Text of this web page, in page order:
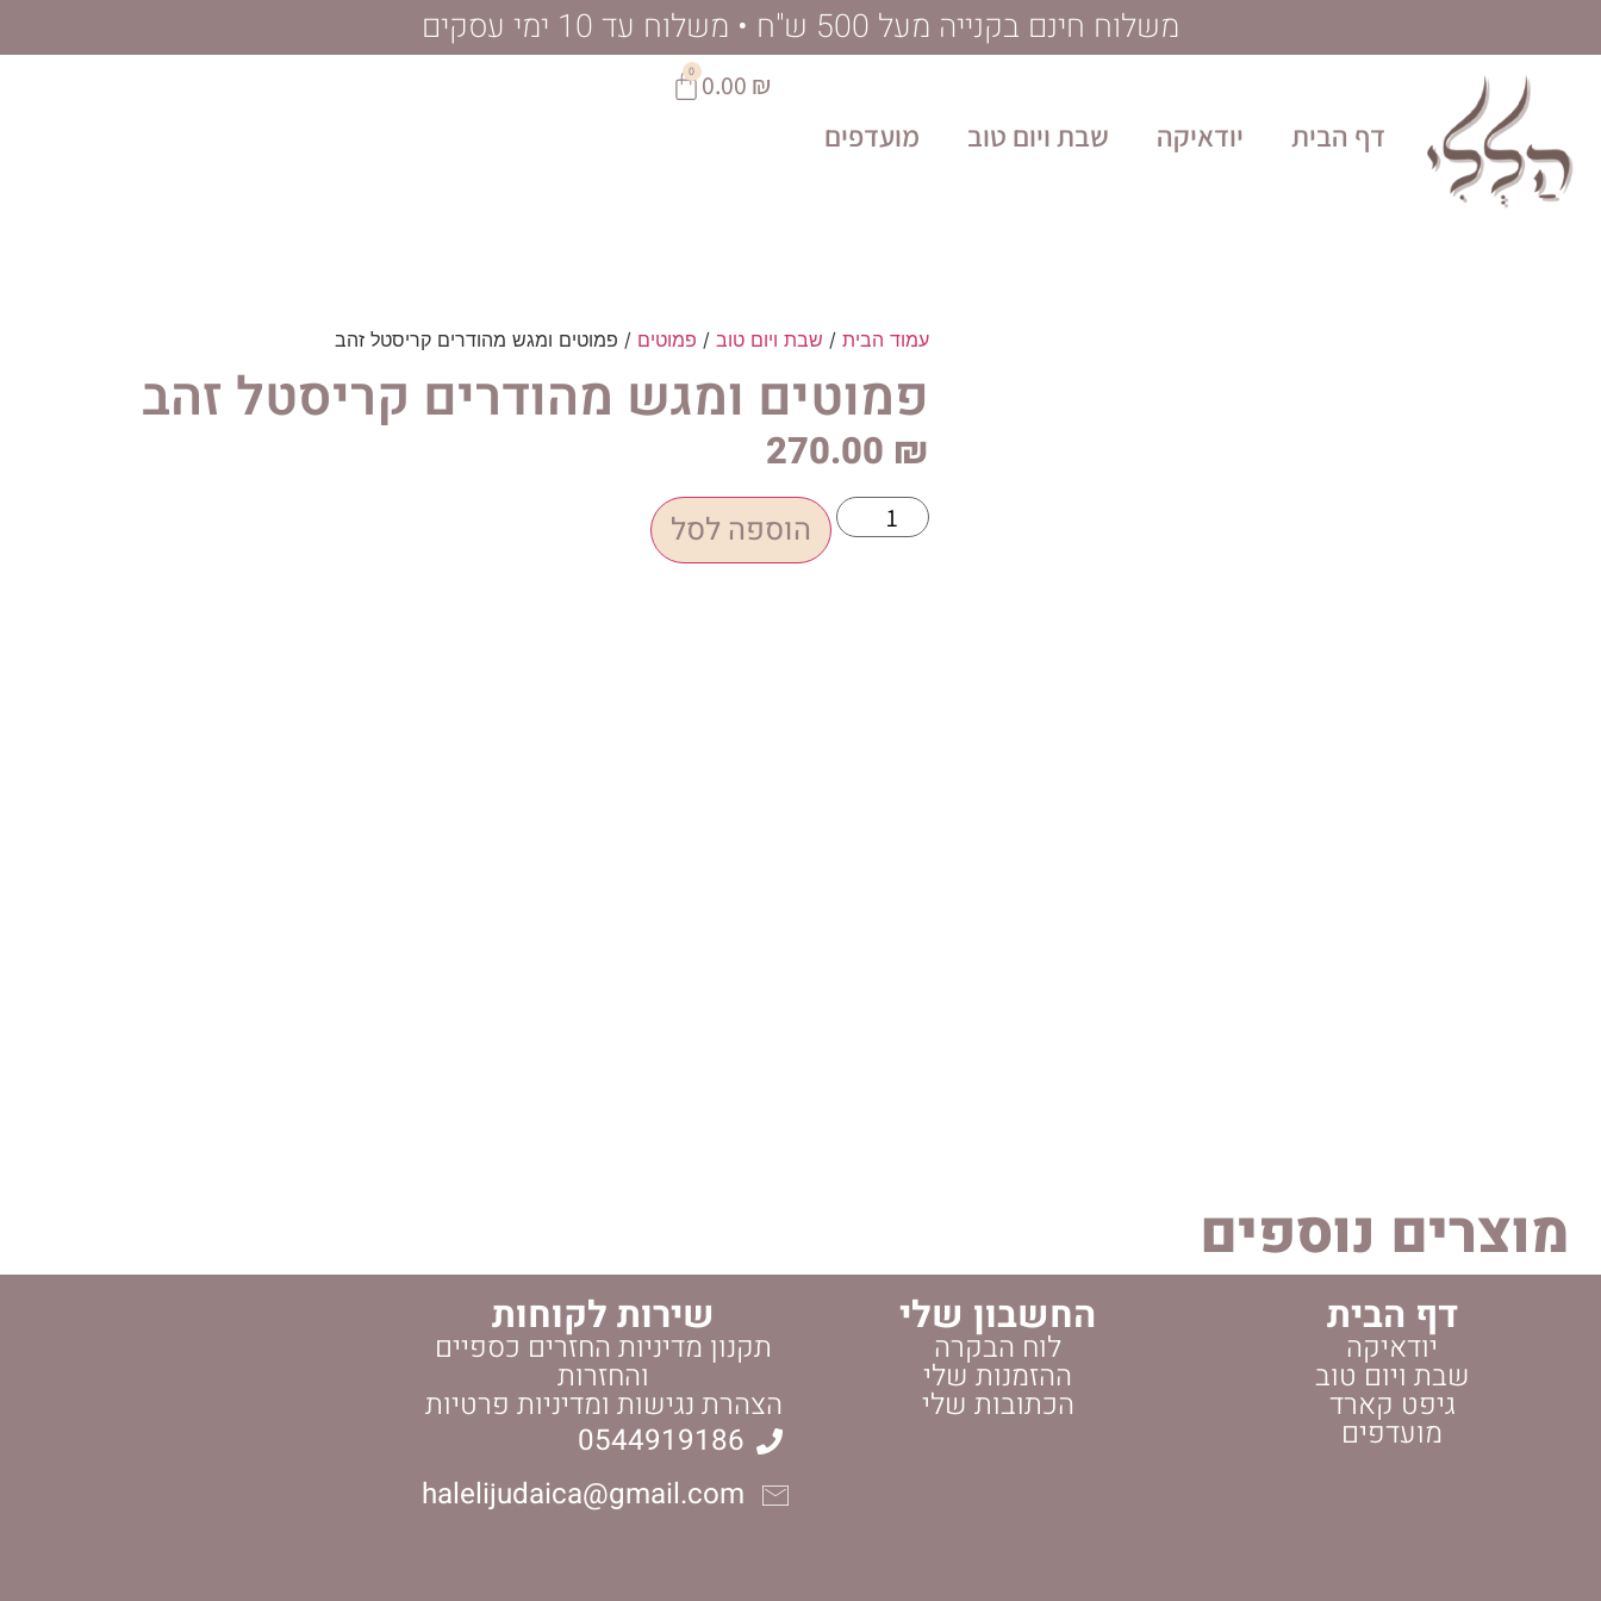
משלוח חינם בקנייה מעל 500 ש"ח • משלוח עד 10 ימי עסקים
דף הבית יודאיקה שבת ויום טוב מועדפים
0.00 ₪
0
עמוד הבית/ שבת ויום טוב/ פמוטים / פמוטים ומגש מהודרים קריסטל זהב
פמוטים ומגש מהודרים קריסטל זהב
270.00 ₪
הוספה לסל
מוצרים נוספים
דף הבית
יודאיקה
שבת ויום טוב
גיפט קארד
מועדפים
החשבון שלי
לוח הבקרה
ההזמנות שלי
הכתובות שלי
שירות לקוחות
תקנון מדיניות החזרים כספיים
והחזרות
הצהרת נגישות ומדיניות פרטיות
0544919186
halelijudaica@gmail.com